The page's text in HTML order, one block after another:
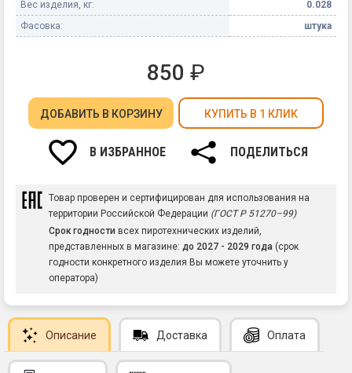
Вес изделия, кг:
0.028
Фасовка:
штука
850 ₽
ДОБАВИТЬ В КОРЗИНУ КУПИТЬ В 1 КЛИК
В ИЗБРАННОЕ ПОДЕЛИТЬСЯ
Товар проверен и сертифицирован для использования на
территории Российской Федерации (ГОСТ Р 51270–99)
Срок годности всех пиротехнических изделий,
представленных в магазине: до 2027 - 2029 года (срок
годности конкретного изделия Вы можете уточнить у
оператора)
Описание Доставка Оплата